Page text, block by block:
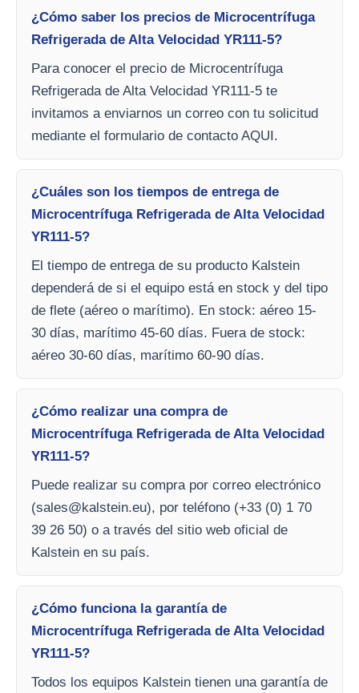
¿Cómo saber los precios de Microcentrífuga
Refrigerada de Alta Velocidad YR111-5?
Para conocer el precio de Microcentrífuga
Refrigerada de Alta Velocidad YR111-5 te
invitamos a enviarnos un correo con tu solicitud
mediante el formulario de contacto AQUI.
¿Cuáles son los tiempos de entrega de
Microcentrífuga Refrigerada de Alta Velocidad
YR111-5?
El tiempo de entrega de su producto Kalstein
dependerá de si el equipo está en stock y del tipo
de flete (aéreo o marítimo). En stock: aéreo 15-
30 días, marítimo 45-60 días. Fuera de stock:
aéreo 30-60 días, marítimo 60-90 días.
¿Cómo realizar una compra de
Microcentrífuga Refrigerada de Alta Velocidad
YR111-5?
Puede realizar su compra por correo electrónico
(sales@kalstein.eu), por teléfono (+33 (0) 1 70
39 26 50) o a través del sitio web oficial de
Kalstein en su país.
¿Cómo funciona la garantía de
Microcentrífuga Refrigerada de Alta Velocidad
YR111-5?
Todos los equipos Kalstein tienen una garantía de